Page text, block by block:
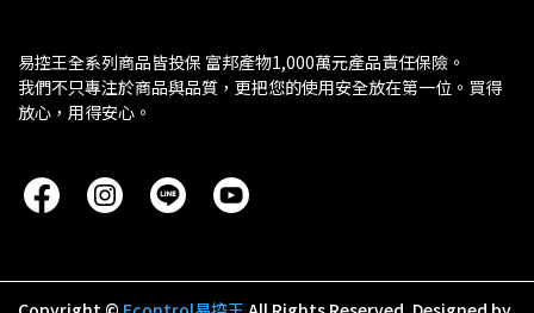
易控王全系列商品皆投保 富邦產物1,000萬元產品責任保險。
我們不只專注於商品與品質，更把您的使用安全放在第一位。買得
放心，用得安心。